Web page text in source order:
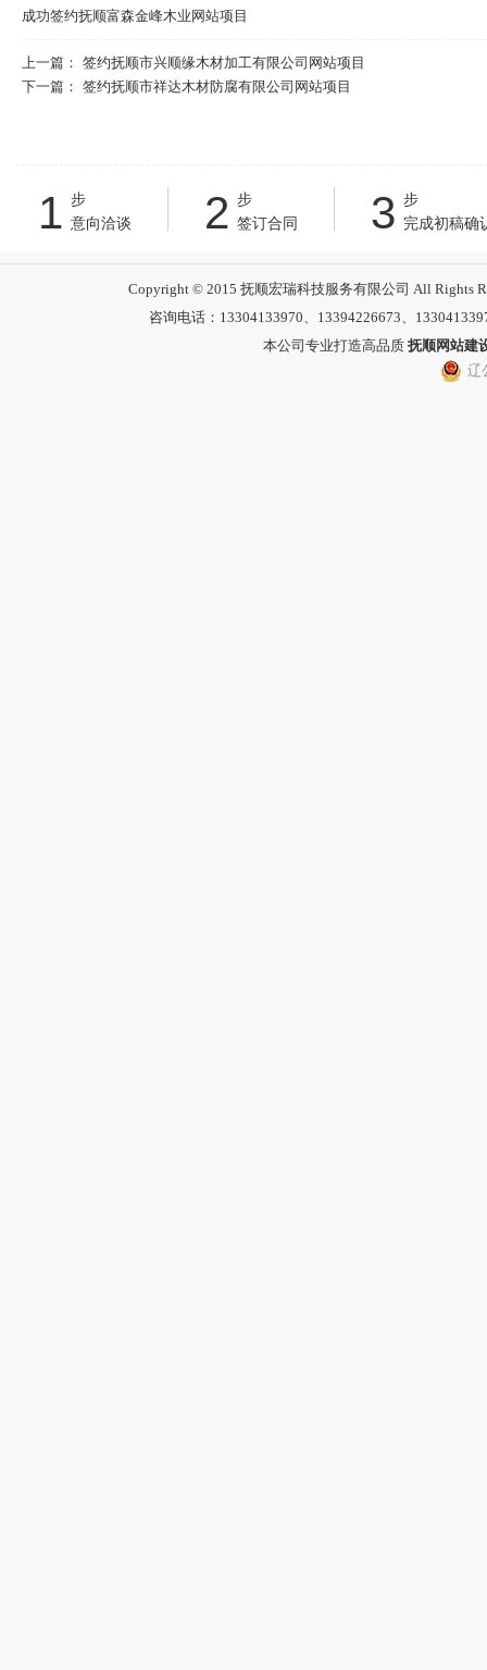
成功签约抚顺富森金峰木业网站项目
上一篇： 签约抚顺市兴顺缘木材加工有限公司网站项目
下一篇： 签约抚顺市祥达木材防腐有限公司网站项目
1 步
意向洽谈
2 步
签订合同
3 步
完成初稿确
Copyright © 2015 抚顺宏瑞科技服务有限公司 All Rights
咨询电话：13304133970、13394226673、
本公司专业打造高品质 抚顺网站建
辽